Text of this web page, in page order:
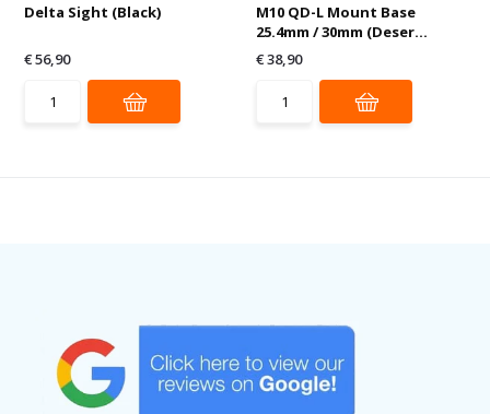
Delta Sight (Black)
€ 56,90
M10 QD-L Mount Base
25.4mm / 30mm (Deser...
€ 38,90